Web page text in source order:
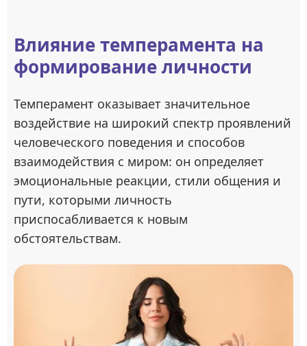
Влияние темперамента на
формирование личности
Темперамент оказывает значительное
воздействие на широкий спектр проявлений
человеческого поведения и способов
взаимодействия с миром: он определяет
эмоциональные реакции, стили общения и
пути, которыми личность
приспосабливается к новым
обстоятельствам.